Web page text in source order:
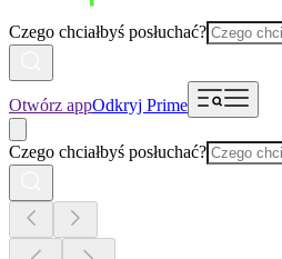
Czego chciałbyś posłuchać?
Otwórz appOdkryj Prime
Czego chciałbyś posłuchać?